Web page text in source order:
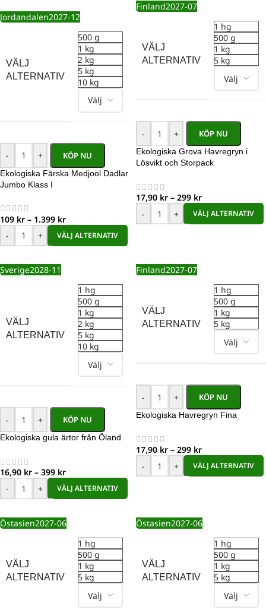
Jordandalen2027-12
VÄLJ
ALTERNATIV
500 g
1 kg
2 kg
5 kg
10 kg
- + KÖP NU
Ekologiska Färska Medjool Dadlar
Jumbo Klass I
109 kr – 1.399 kr
-
+ VÄLJ ALTERNATIV
Finland2027-07
VÄLJ
ALTERNATIV
1 hg
500 g
1 kg
5 kg
- + KÖP NU
Ekologiska Grova Havregryn i
Lösvikt och Storpack
17,90 kr – 299 kr
-
+ VÄLJ ALTERNATIV
Sverige2028-11
VÄLJ
ALTERNATIV
1 hg
500 g
1 kg
2 kg
5 kg
10 kg
- + KÖP NU
Ekologiska gula ärtor från Öland
16,90 kr – 399 kr
-
+ VÄLJ ALTERNATIV
Finland2027-07
VÄLJ
ALTERNATIV
1 hg
500 g
1 kg
5 kg
- + KÖP NU
Ekologiska Havregryn Fina
17,90 kr – 299 kr
-
+ VÄLJ ALTERNATIV
Östasien2027-06
VÄLJ
ALTERNATIV
1 hg
500 g
1 kg
5 kg
Östasien2027-06
VÄLJ
ALTERNATIV
1 hg
500 g
1 kg
5 kg